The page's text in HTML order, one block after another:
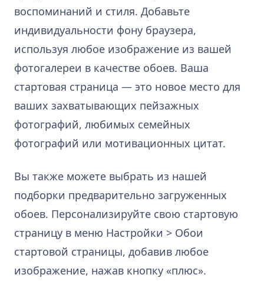
воспоминаний и стиля. Добавьте
индивидуальности фону браузера,
используя любое изображение из вашей
фотогалереи в качестве обоев. Ваша
стартовая страница — это новое место для
ваших захватывающих пейзажных
фотографий, любимых семейных
фотографий или мотивационных цитат.
Вы также можете выбрать из нашей
подборки предварительно загруженных
обоев. Персонализируйте свою стартовую
страницу в меню Настройки > Обои
стартовой страницы, добавив любое
изображение, нажав кнопку «плюс».